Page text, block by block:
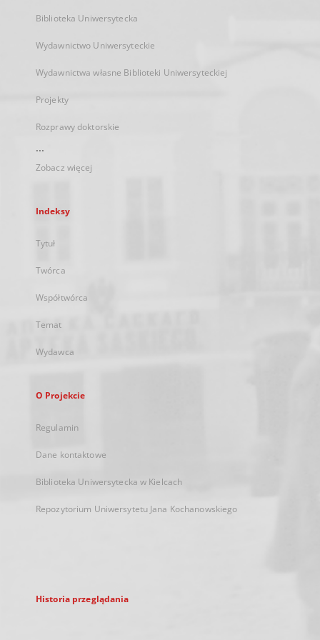
Biblioteka Uniwersytecka
Wydawnictwo Uniwersyteckie
Wydawnictwa własne Biblioteki Uniwersyteckiej
Projekty
Rozprawy doktorskie
...
Zobacz więcej
Indeksy
Tytuł
Twórca
Współtwórca
Temat
Wydawca
O Projekcie
Regulamin
Dane kontaktowe
Biblioteka Uniwersytecka w Kielcach
Repozytorium Uniwersytetu Jana Kochanowskiego
Historia przeglądania